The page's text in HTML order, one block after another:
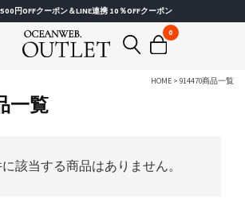
円OFFクーポン＆LINE連携 10％OFFクーポン
0
HOME 914470商品一覧
一覧
該当する商品はありません。